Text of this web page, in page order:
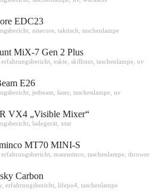
EDC23
, nitecore, taktisch taschenlampe
MiX-7 Gen 2 Plus
erfahrungsbericht, eskte, skilhunt, taschenlampe, uv
E26
, jetbeam laser, taschenlampe, uv
VX4 „Visible Mixer“
, ladegerät, xtar
MT70 MINI-S
erfahrungsbericht, mateminco taschenlampe, thrower
Carbon
, erfahrungsbericht, lifepo4 taschenlampe